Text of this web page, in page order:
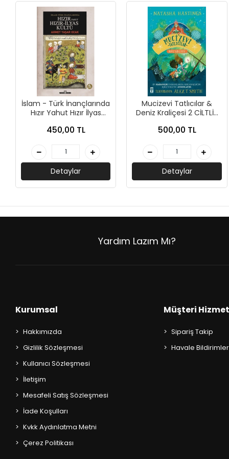
AKIL OYUNLARI + PUZZLE
CEP KİTAPLARI
SÖZLÜK ÇEŞİTLERİ +
ATLAS ÇEŞİTLERİ +
KUR'AN-I KERİM - YASİN-İ ŞERİF +
KONUŞMA KLAVUZLARI
İslam - Türk İnançlarında
Hızır Yahut Hızır İlyas
Ocak-Timaş Tarih
450,00 TL
Detaylar
Mucizevi Tatlıcılar &
Deniz Kraliçesi 2 CİLTLİ-
Timaş
500,00 TL
Detaylar
Yardım Lazım Mı?
Kurumsal
Hakkımızda
Gizlilik Sözleşmesi
Kullanıcı Sözleşmesi
İletişim
Mesafeli Satış Sözleşmesi
İade Koşulları
Kvkk Aydınlatma Metni
Çerez Politikası
Müşteri
Sipariş Takip
Havale